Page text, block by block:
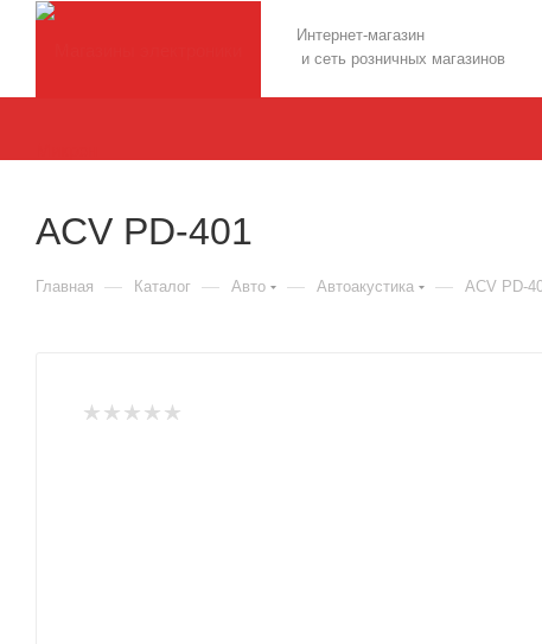
Интернет-магазин
и сеть розничных магазинов
ACV PD-401
Главная — Каталог — Авто — Автоакустика — ACV PD-